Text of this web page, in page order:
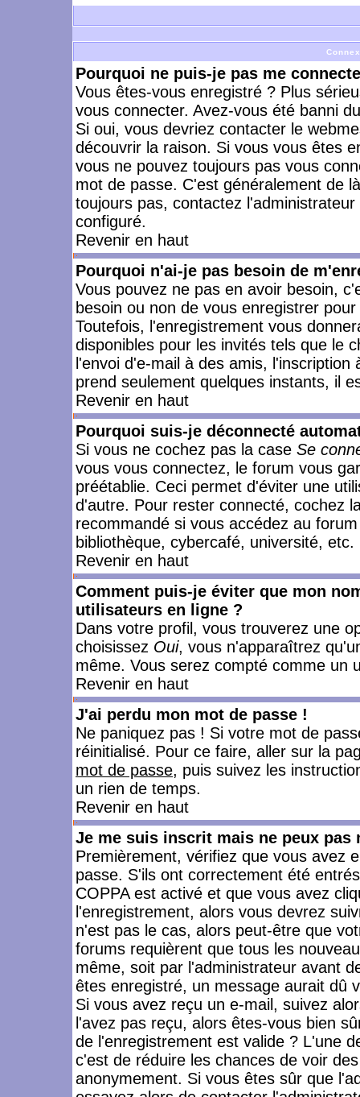
Pourquoi ne puis-je pas me
Vous êtes-vous enregistré ? Plus
vous connecter. Avez-vous été banni
Si oui, vous devriez contacter le
découvrir la raison. Si vous vous êtes
vous ne pouvez toujours pas vous
mot de passe. C'est généralement de
toujours pas, contactez
configuré.
Revenir en haut
Pourquoi n'ai-je pas besoin de
Vous pouvez ne pas en avoir besoin,
besoin ou non de vous enregistrer
Toutefois, l'enregistrement vous
disponibles pour les invités tels que le
l'envoi d'e-mail à des amis,
prend seulement quelques instants, il
Revenir en haut
Pourquoi suis-je déconnecté
Si vous ne cochez pas la case Se
vous vous connectez, le forum vous
préétablie. Ceci permet d'éviter une
d'autre. Pour rester connecté, cochez
recommandé si vous accédez au
bibliothèque, cybercafé, université, etc.
Revenir en haut
Comment puis-je éviter que mon
utilisateurs en ligne ?
Dans votre profil, vous trouverez une
choisissez Oui, vous n'apparaîtrez
même. Vous serez compté comme un
Revenir en haut
J'ai perdu mon mot de passe !
Ne paniquez pas ! Si votre mot de
réinitialisé. Pour ce faire, aller sur la
mot de passe, puis suivez les
un rien de temps.
Revenir en haut
Je me suis inscrit mais ne peux pas
Premièrement, vérifiez que vous avez
passe. S'ils ont correctement été
COPPA est activé et que vous avez
l'enregistrement, alors vous devrez
n'est pas le cas, alors peut-être que
forums requièrent que tous les
même, soit par l'administrateur avant
êtes enregistré, un message aurait dû
Si vous avez reçu un e-mail, suivez
l'avez pas reçu, alors êtes-vous bien
de l'enregistrement est valide ? L'une
c'est de réduire les chances de voir
anonymement. Si vous êtes sûr que